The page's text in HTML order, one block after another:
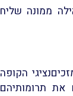
ממונה שליח
הקופה
תרומותיהם